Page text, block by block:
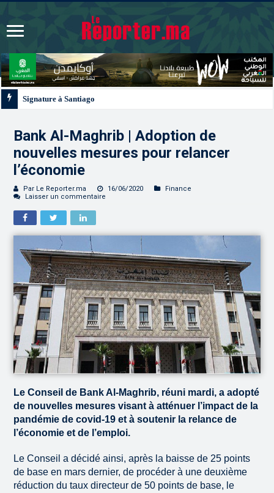
Bank Al-Maghrib | Adoption de
nouvelles mesures pour relancer
l’économie
Par Le Reporter.ma 16/06/2020
Finance
Laisser un commentaire
Le Conseil de Bank Al-Maghrib, réuni mardi, a adopté
de nouvelles mesures visant à atténuer l’impact de la
pandémie de covid-19 et à soutenir la relance de
l’économie et de l’emploi.
Le Conseil a décidé ainsi, après la baisse de 25 points
de base en mars dernier, de procéder à une deuxième
réduction du taux directeur de 50 points de base, le